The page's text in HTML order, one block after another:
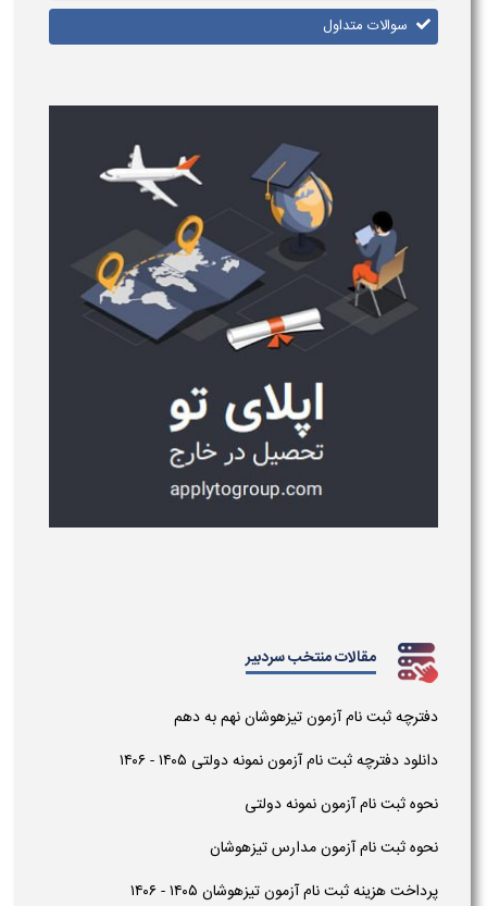
سوالات متداول
مقالات منتخب سردبیر
دفترچه ثبت نام آزمون تیزهوشان نهم به دهم
دانلود دفترچه ثبت نام آزمون نمونه دولتی ۱۴۰۵ - ۱۴۰۶
نحوه ثبت نام آزمون نمونه دولتی
نحوه ثبت نام آزمون مدارس تیزهوشان
پرداخت هزینه ثبت نام آزمون تیزهوشان ۱۴۰۵ - ۱۴۰۶